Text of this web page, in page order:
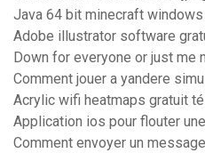
Java 64 bit minecraft windows
Adobe illustrator software
Down for everyone or just me
Comment jouer a yandere
Acrylic wifi heatmaps gratuit
Application ios pour flouter
Comment envoyer un